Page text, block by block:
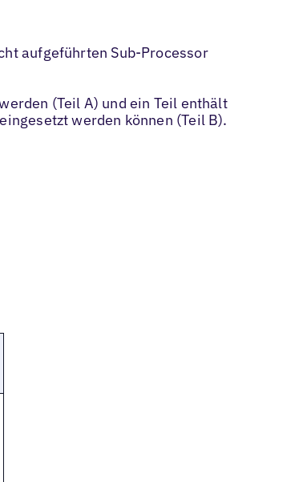
aufgeführten Sub-Processor
(Teil A) und ein Teil enthält
werden können (Teil B).